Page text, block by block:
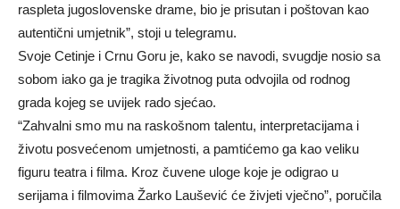
raspleta jugoslovenske drame, bio je prisutan i poštovan kao
autentični umjetnik”, stoji u telegramu.
Svoje Cetinje i Crnu Goru je, kako se navodi, svugdje nosio sa
sobom iako ga je tragika životnog puta odvojila od rodnog
grada kojeg se uvijek rado sjećao.
“Zahvalni smo mu na raskošnom talentu, interpretacijama i
životu posvećenom umjetnosti, a pamtićemo ga kao veliku
figuru teatra i filma. Kroz čuvene uloge koje je odigrao u
serijama i filmovima Žarko Laušević će živjeti vječno”, poručila